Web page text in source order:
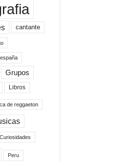
cantante
españa
Grupos
Libros
de reggaeton
Peru